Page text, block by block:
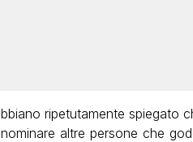
ripetutamente spiegato
altre persone che